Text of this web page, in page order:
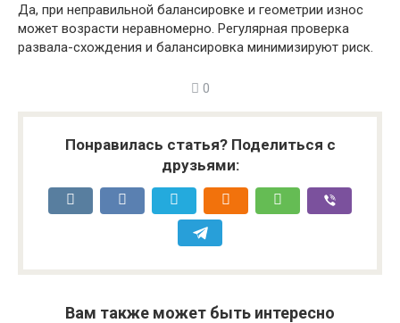
Да, при неправильной балансировке и геометрии износ
может возрасти неравномерно. Регулярная проверка
развала-схождения и балансировка минимизируют риск.
0
Понравилась статья? Поделиться с
друзьями:
Вам также может быть интересно